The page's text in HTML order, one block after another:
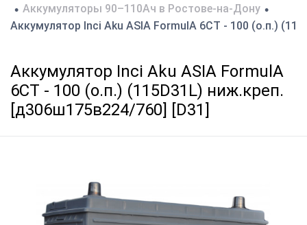
• Аккумуляторы 90–110Ач в Ростове-на-Дону •
Аккумулятор Inci Aku ASIA FormulА 6СТ - 100 (о.п.)
Аккумулятор Inci Aku ASIA FormulА
6СТ - 100 (о.п.) (115D31L) ниж.креп.
[д306ш175в224/760] [D31]